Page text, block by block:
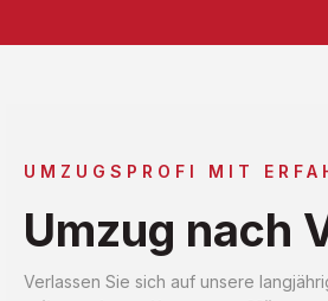
UMZUGSPROFI MIT
Umzug nach
Verlassen Sie sich auf unsere